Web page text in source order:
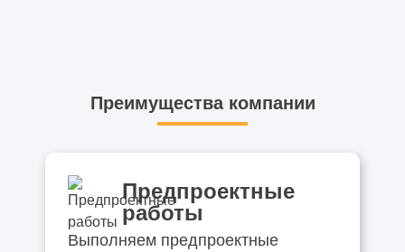
Преимущества компании
Предпроектные
работы
Выполняем предпроектные